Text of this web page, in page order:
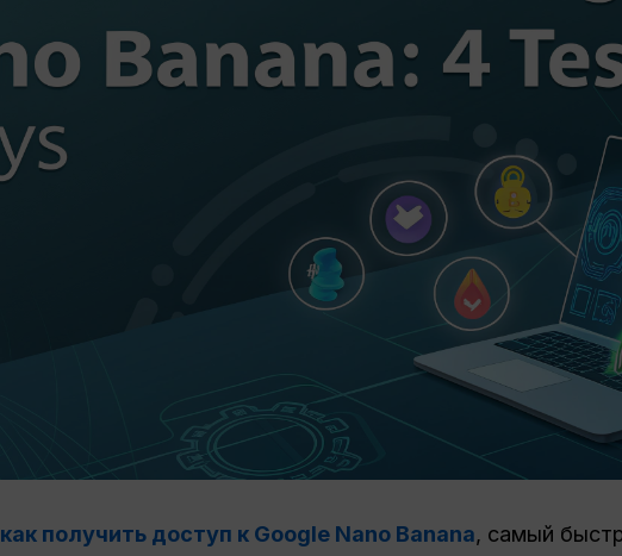
как получить доступ к Google Nano Banana, самый